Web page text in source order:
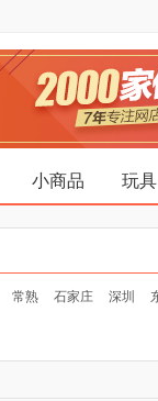
小商品 玩具
常熟 石家庄 深圳